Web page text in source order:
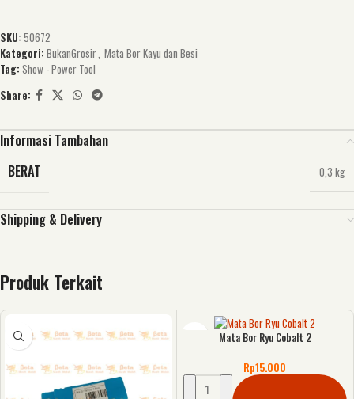
SKU: 50672
Kategori: BukanGrosir, Mata Bor Kayu dan Besi
Tag: Show - Power Tool
Share:
Informasi Tambahan
BERAT
0,3 kg
Shipping & Delivery
Produk Terkait
Mata Bor Ryu Cobalt 2
Rp15.000